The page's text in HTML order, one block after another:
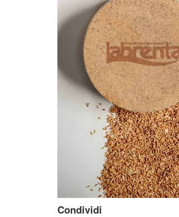
Condividi